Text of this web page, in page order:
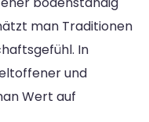
man Traditionen
In
und
Wert auf